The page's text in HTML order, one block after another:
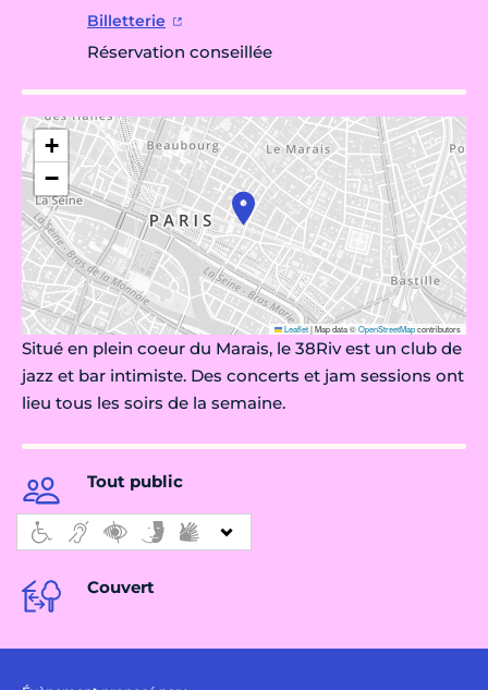
Billetterie
Réservation conseillée
+
−
Leaflet|Map data ©OpenStreetMapcontributors
Situé en plein coeur du Marais, le 38Riv est un club de
jazz et bar intimiste. Des concerts et jam sessions ont
lieu tous les soirs de la semaine.
Tout public
Couvert